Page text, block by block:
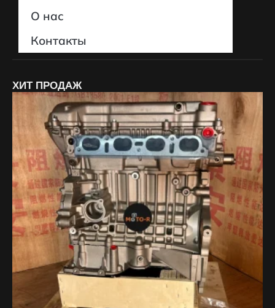
О нас
Контакты
ХИТ ПРОДАЖ